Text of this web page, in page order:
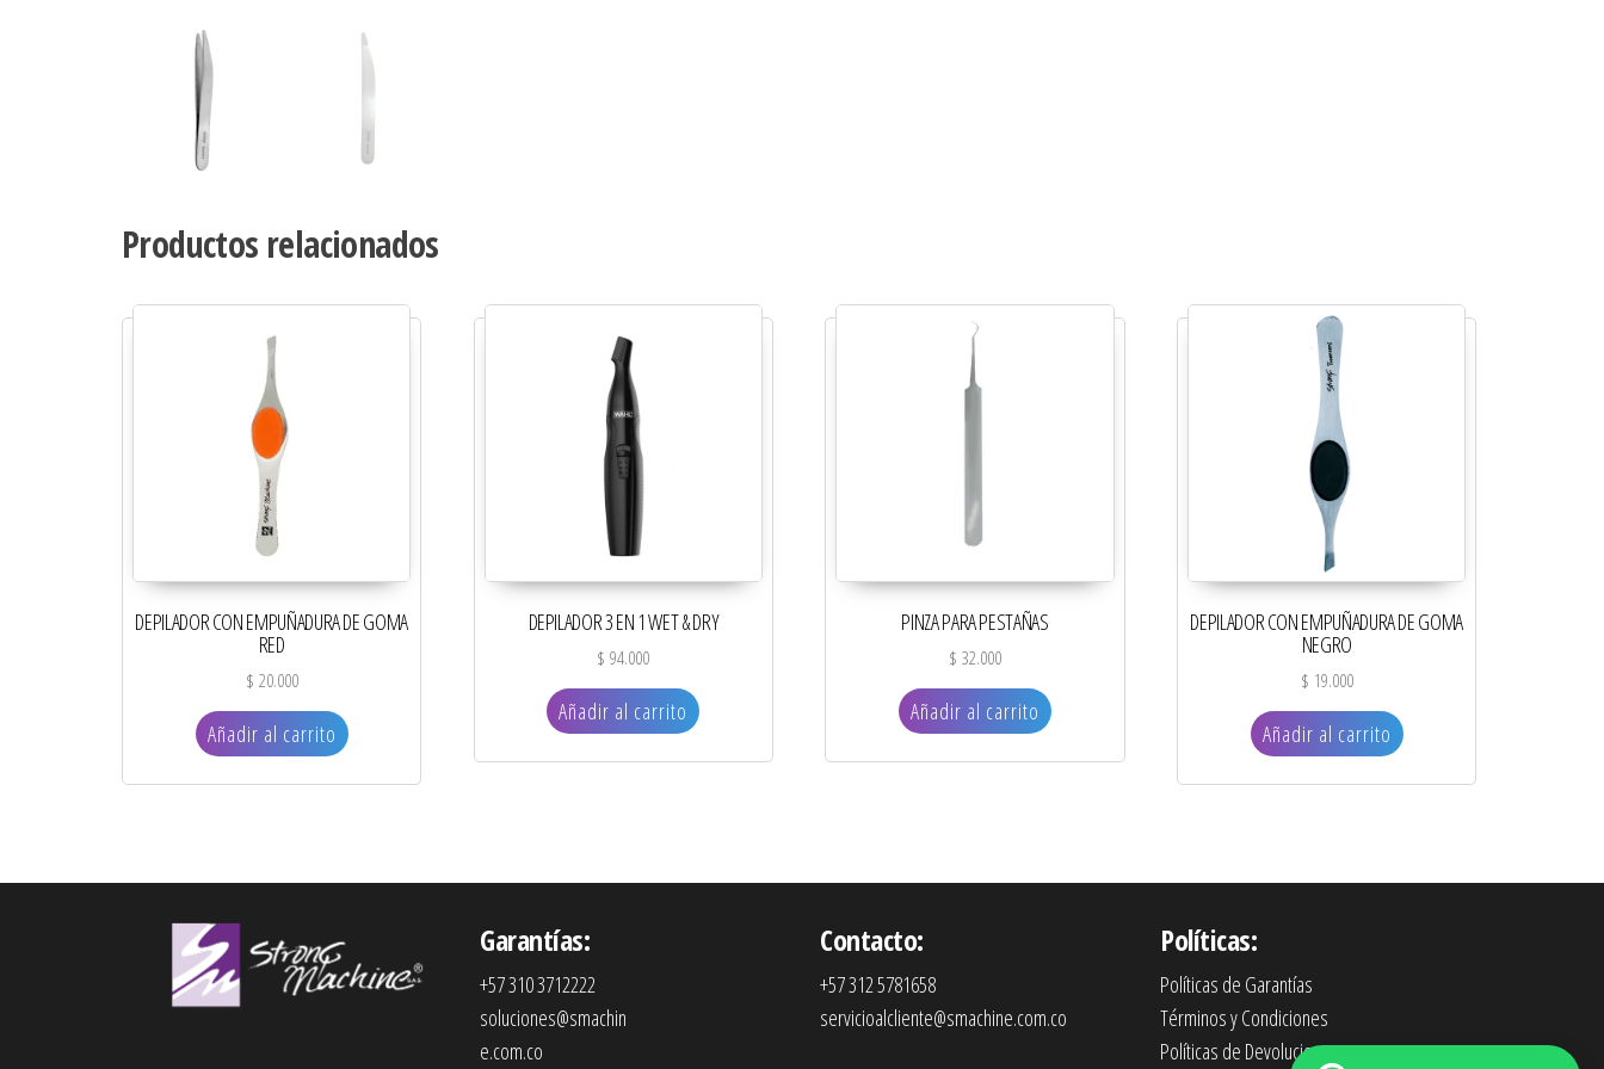
Productos relacionados
DEPILADOR CON EMPUÑADURA DE GOMA
RED
$ 20.000
Añadir al carrito
DEPILADOR 3 EN 1 WET & DRY
$ 94.000
Añadir al carrito
PINZA PARA PESTAÑAS
$ 32.000
Añadir al carrito
DEPILADOR CON EMPUÑADURA DE GOMA
NEGRO
$ 19.000
Añadir al carrito
Garantías:
+57 310 3712222
soluciones@smachin
e.com.co
Contacto:
+57 312 5781658
servicioalcliente@smachine.com.co
Políticas:
Políticas de Garantías
Términos y Condiciones
Políticas de Devoluciones